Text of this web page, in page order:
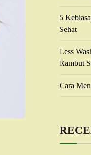
5
Sehat
Less
Rambut
Cara